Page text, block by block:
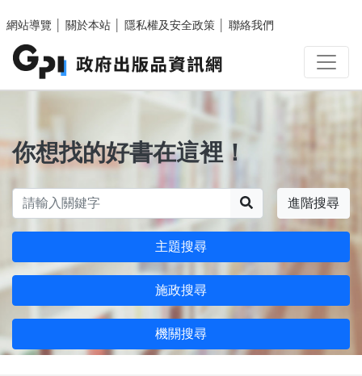
網站導覽
關於本站 隱私權及安全政策 聯絡我們
你想找的好書在這裡！
進階搜尋
主題搜尋
施政搜尋
機關搜尋